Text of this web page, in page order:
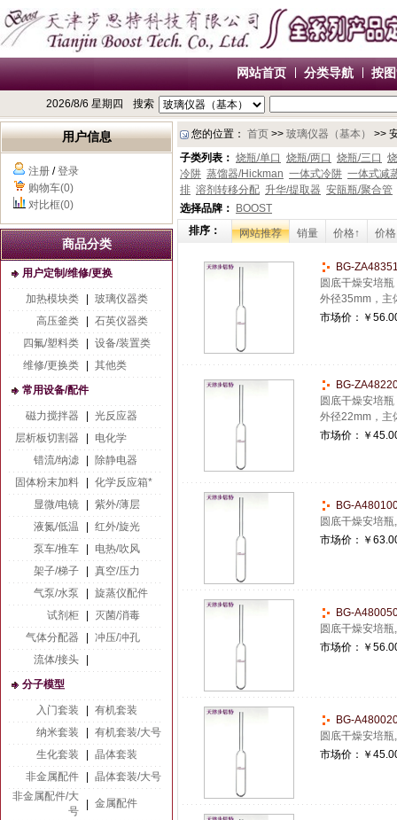
网站首页 分类导航 按
2026/8/6 星期四 搜索
用户信息
注册 /登录
购物车(0)
对比框(0)
商品分类
用户定制/维修/更换
加热模块类
玻璃仪器类
高压釜类
石英仪器类
四氟/塑料类
设备/装置类
维修/更换类
其他类
常用设备/配件
磁力搅拌器
光反应器
层析板切割器
电化学
错流/纳滤
除静电器
固体粉末加料
化学反应箱*
显微/电镜
紫外/薄层
液氮/低温
红外/旋光
泵车/推车
电热/吹风
架子/梯子
真空/压力
气泵/水泵
旋蒸仪配件
试剂柜
灭菌/消毒
气体分配器
冲压/冲孔
流体/接头
分子模型
入门套装
有机套装
纳米套装
有机套装/大号
生化套装
晶体套装
非金属配件
晶体套装/大号
非金属配件/大
号
金属配件
您的位置： 首页 >> 玻璃仪器（基本）
>>
子类列表： 烧瓶/单口 烧瓶/两口 烧瓶/三口
冷阱 蒸馏器/Hickman 一体式冷阱 一体式减
排 溶剂转移分配 升华/提取器 安瓿瓶/聚合管
选择品牌：
BOOST
排序：
网站推荐 销量 价格↑ 价
BG-
圆底干燥安培
外径35mm，主
市场价： ￥
BG-
圆底干燥安培
外径22mm，主
市场价： ￥
BG-
圆底干燥安培
市场价： ￥
BG-
圆底干燥安培
市场价： ￥
BG-
圆底干燥安培
市场价： ￥